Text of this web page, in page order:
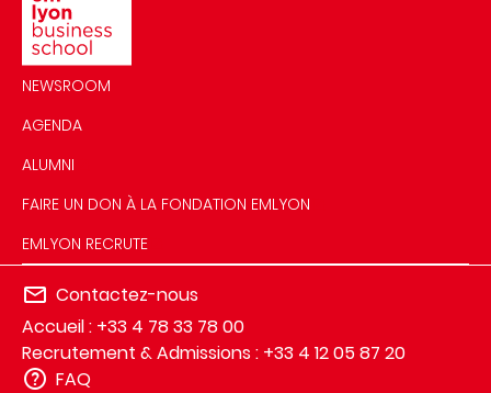
NEWSROOM
AGENDA
ALUMNI
FAIRE UN DON À LA FONDATION EMLYON
EMLYON RECRUTE
Contactez-nous
Accueil : +33 4 78 33 78 00
Recrutement & Admissions : +33 4 12 05 87 20
FAQ